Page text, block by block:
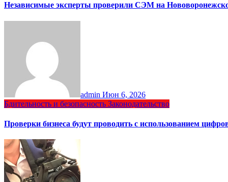
Независимые эксперты проверили СЭМ на
admin Июн 6, 2026
Бдительность и безопасность Законодательство
Проверки бизнеса будут проводить с использованием